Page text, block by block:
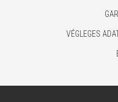
VÉGLEGES